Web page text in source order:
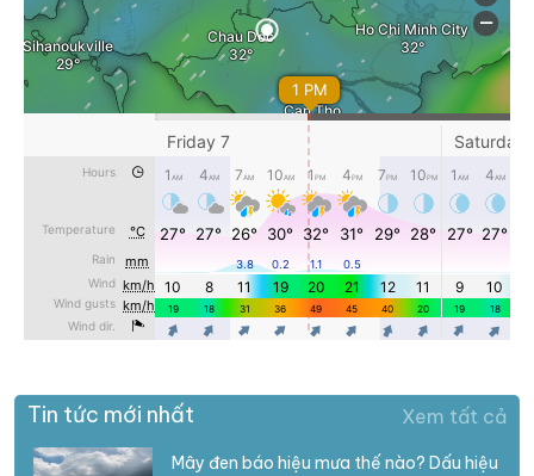
Tin tức mới nhất Xem tất cả
Mây đen báo hiệu mưa thế nào? Dấu hiệu